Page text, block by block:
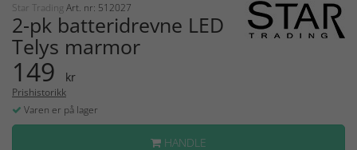
Star Trading Art. nr: 512027
2-pk batteridrevne LED
Telys marmor
149 kr
Prishistorikk
Varen er på lager
HANDLE